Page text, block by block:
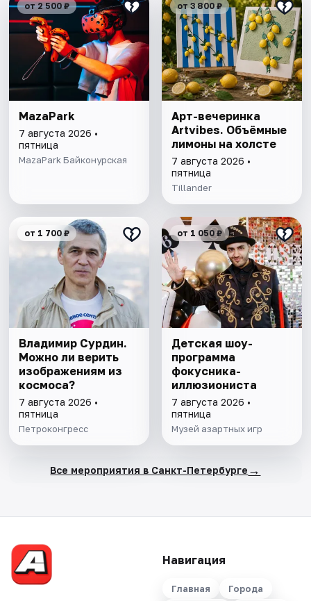
от 2 500 ₽
MazaPark
7 августа 2026 •
пятница
MazaPark Байконурская
от 3 800 ₽
Арт-вечеринка
Artvibes. Объёмные
лимоны на холсте
7 августа 2026 •
пятница
Tillander
от 1 700 ₽
Владимир Сурдин.
Можно ли верить
изображениям из
космоса?
7 августа 2026 •
пятница
Петроконгресс
от 1 050 ₽
Детская шоу-
программа
фокусника-
иллюзиониста
7 августа 2026 •
пятница
Музей азартных игр
Все мероприятия в Санкт-Петербурге →
Навигация
Главная Города